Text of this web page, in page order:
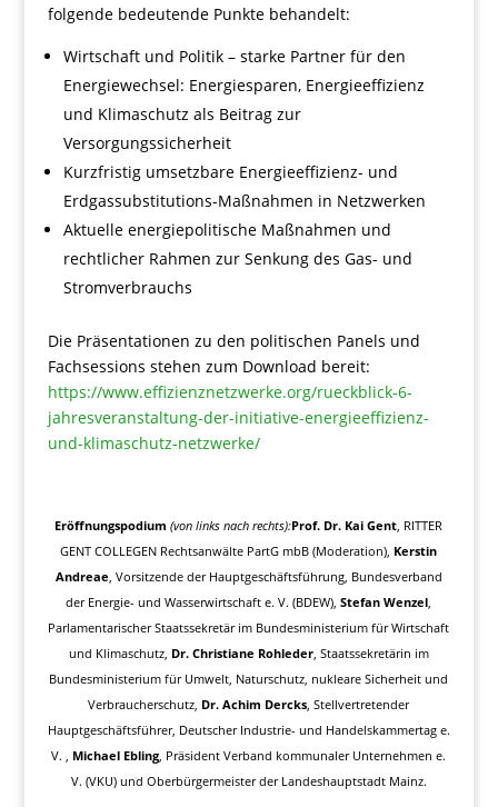
folgende bedeutende Punkte behandelt:
Wirtschaft und Politik – starke Partner für den
Energiewechsel: Energiesparen, Energieeffizienz
und Klimaschutz als Beitrag zur
Versorgungssicherheit
Kurzfristig umsetzbare Energieeffizienz- und
Erdgassubstitutions-Maßnahmen in Netzwerken
Aktuelle energiepolitische Maßnahmen und
rechtlicher Rahmen zur Senkung des Gas- und
Stromverbrauchs
Die Präsentationen zu den politischen Panels und
Fachsessions stehen zum Download bereit:
https://www.effizienznetzwerke.org/rueckblick-6-
jahresveranstaltung-der-initiative-energieeffizienz-
und-klimaschutz-netzwerke/
Eröffnungspodium(von links nach rechts):Prof. Dr. Kai Gent, RITTER
GENT COLLEGEN Rechtsanwälte PartG mbB (Moderation), Kerstin
Andreae, Vorsitzende der Hauptgeschäftsführung, Bundesverband
der Energie- und Wasserwirtschaft e. V. (BDEW),Stefan Wenzel,
Parlamentarischer Staatssekretär im Bundesministerium für Wirtschaft
und Klimaschutz, Dr. Christiane Rohleder, Staatssekretärin im
Bundesministerium für Umwelt, Naturschutz, nukleare Sicherheit und
Verbraucherschutz, Dr. Achim Dercks, Stellvertretender
Hauptgeschäftsführer, Deutscher Industrie- und Handelskammertag e.
V. , Michael Ebling, Präsident Verband kommunaler Unternehmen e.
V. (VKU) und Oberbürgermeister der Landeshauptstadt Mainz.